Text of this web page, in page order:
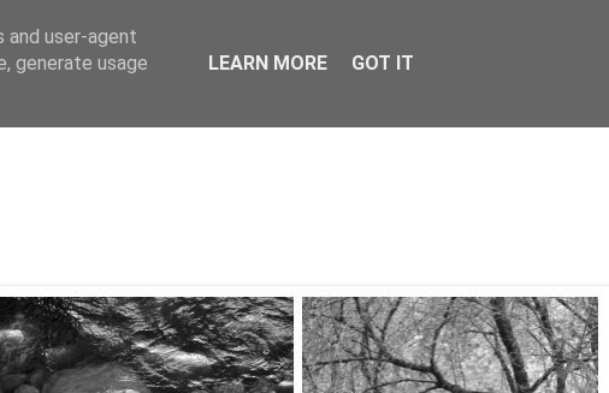
and user-agent
generate usage
LEARN MORE GOT IT